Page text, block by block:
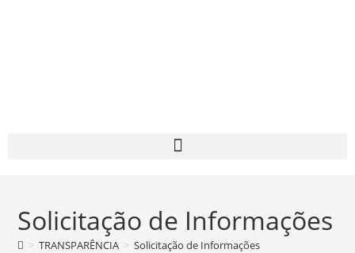
Solicitação de Informações
> TRANSPARÊNCIA > Solicitação de Informações